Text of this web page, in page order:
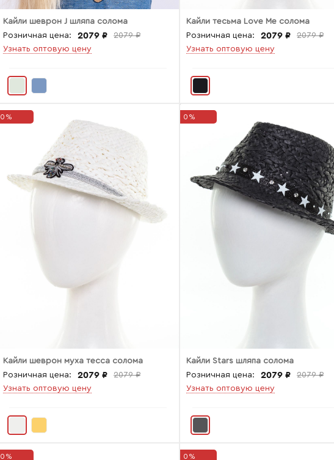
Кайли шеврон J шляпа солома
Розничная цена:
2079 ₽
2079 ₽
Узнать оптовую цену
Кайли тесьма Love Me солома
Розничная цена:
2079 ₽
2079 ₽
Узнать оптовую цену
0%
Кайли шеврон муха тесса солома
Розничная цена:
2079 ₽
2079 ₽
Узнать оптовую цену
0%
Кайли Stars шляпа солома
Розничная цена:
2079 ₽
2079 ₽
Узнать оптовую цену
0% 0%